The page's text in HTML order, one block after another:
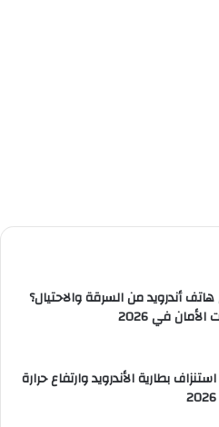
أندرويد من السرقة والاحتيال؟
في 2026
بطارية الأندرويد وارتفاع حرارة